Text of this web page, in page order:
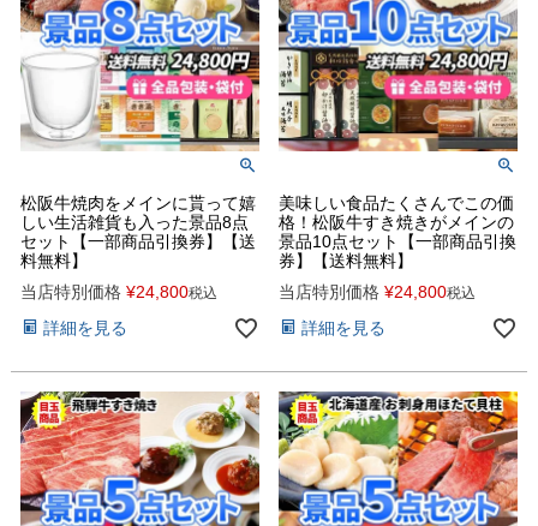
松阪牛焼肉をメインに貰って嬉
しい生活雑貨も入った景品8点
セット【一部商品引換券】【送
料無料】
当店特別価格 ¥24,800税込
詳細を見る
美味しい食品たくさんでこの価
格！松阪牛すき焼きがメインの
景品10点セット【一部商品引換
券】【送料無料】
当店特別価格 ¥24,800税込
詳細を見る